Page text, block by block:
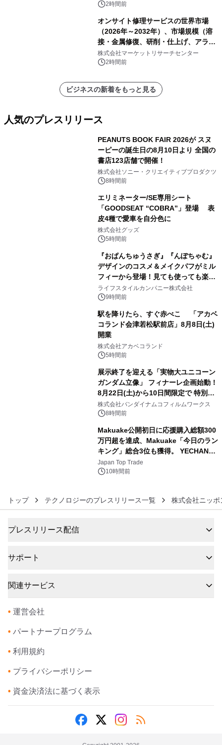
2時間前
オンサイト修理サービスの世界市場
（2026年～2032年）、市場規模（溶
接・金属修復、研削・仕上げ、アライ
メント、その他）・分析レポートを発
表
株式会社マーケットリサーチセンター
2時間前
ビジネスの新着をもっと見る
人気のプレスリリース
PEANUTS BOOK FAIR 2026が スヌ
ーピーの誕生日の8月10日より 全国の
書店123店舗で開催！
株式会社ソニー・クリエイティブプロダクツ
8時間前
エリミネーター/SE専用シート
「GOODSEAT “COBRA”」登場 表
皮4種で愛車を自分色に
株式会社グッズ
5時間前
『おぱんちゅうさぎ』『んぽちゃむ』
デザインのコスメ＆メイクパフがミル
フィーから登場！見ても使っても楽し
い、ポップでキュートなコレクショ
ン。
ライフスタイルカンパニー株式会社
9時間前
駅を降りたら、すぐ赤べこ 「アカベ
コランド会津若松駅前店」8月8日(土)
開業
株式会社アカベコランド
5時間前
展示終了を迎える「実物大ユニコーン
ガンダム立像」 フィナーレ企画始動！
8月22日(土)から10日間限定で 特別映
像『UNICORN GUNDAM Statue ―
BEYOND POSSIBILITY ―』を上映！
株式会社バンダイナムコフィルムワークス
8時間前
Makuake公開初日に応援購入総額300
万円超を達成、Makuake「今日のラン
キング」総合3位も獲得。 YECHAN音
浴シンギングボウル第2弾の大型サイ
ズ（XL・2XL・3XL）を先行販売中
Japan Top Trade
10時間前
トップ テクノロジーのプレスリリース一覧 株式会社ニッ
プレスリリース配信
サポート
関連サービス
• 運営会社
• パートナープログラム
• 利用規約
• プライバシーポリシー
• 資金決済法に基づく表示